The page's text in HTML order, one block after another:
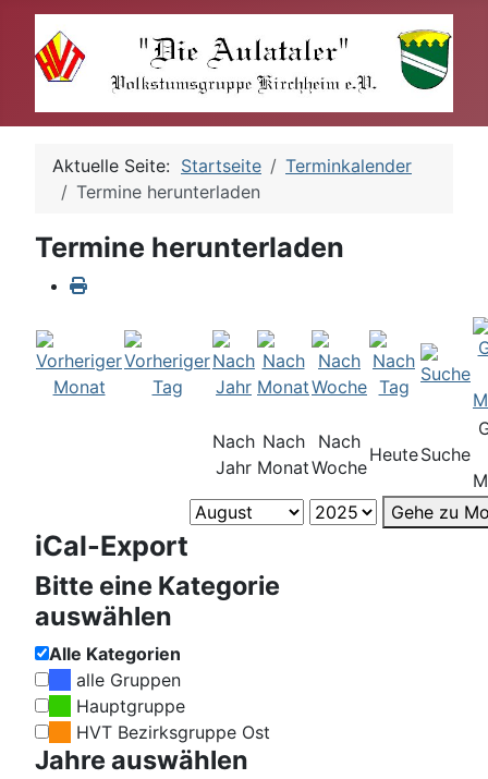
Aktuelle Seite: Startseite
Terminkalender
Termine herunterladen
Termine herunterladen
Nach
Jahr
Nach
Monat
Nach
Woche
HeuteSuche
Gehe zu
iCal-Export
Bitte eine Kategorie
auswählen
Alle Kategorien
alle Gruppen
Hauptgruppe
HVT Bezirksgruppe Ost
Jahre auswählen